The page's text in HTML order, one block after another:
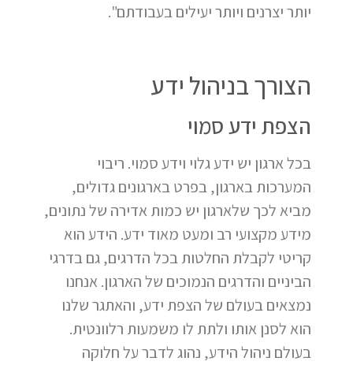
יותר יצרנים ויותר יעילים בעבודתם".
הצורך בניהול ידע
הצפת ידע סמוי
בכל ארגון יש ידע גלוי וידע סמוי. ריבוי
המערכות בארגון, בפרט בארגונים גדולים,
מביא לכך שלארגון יש כמות אדירה של נתונים,
מידע מקצועי רב ומעט מאוד ידע. הידע הוא
קריטי לקבלת החלטות בכל הדרגים, גם בדרגי
הביניים והדרגים הנמוכים של הארגון. אנחנו
נמצאים בעולם של הצפת ידע, והאתגר שלנו
הוא לסנן אותו ולתת לו משמעות רלוונטית.
בעולם ניהול הידע, נהוג לדבר על חלוקה